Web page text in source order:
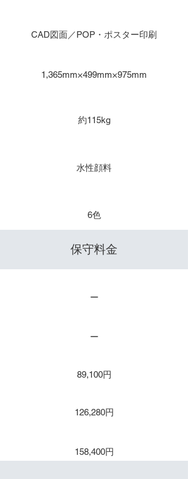
CAD図面／POP・ポスター印刷
1,365mm×499mm×975mm
約115kg
水性顔料
6色
​保守料金
ー
ー
89,100円
126,280円
158,400円